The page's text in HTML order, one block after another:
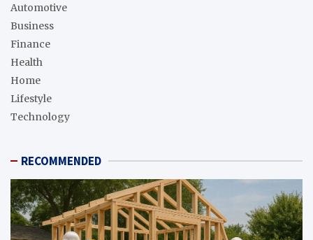
Automotive
Business
Finance
Health
Home
Lifestyle
Technology
RECOMMENDED